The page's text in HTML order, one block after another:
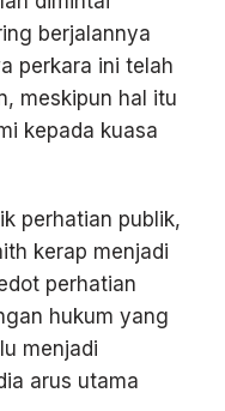
berjalannya
perkara ini telah
meskipun hal itu
kepada kuasa
perhatian publik,
kerap menjadi
perhatian
hukum yang
menjadi
arus utama